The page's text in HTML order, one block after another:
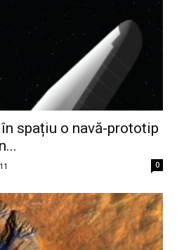
spațiu o navă-prototip
0